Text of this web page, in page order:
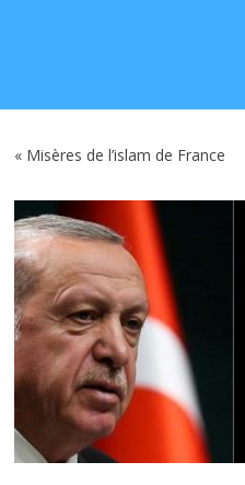
« Misères de l’islam de France